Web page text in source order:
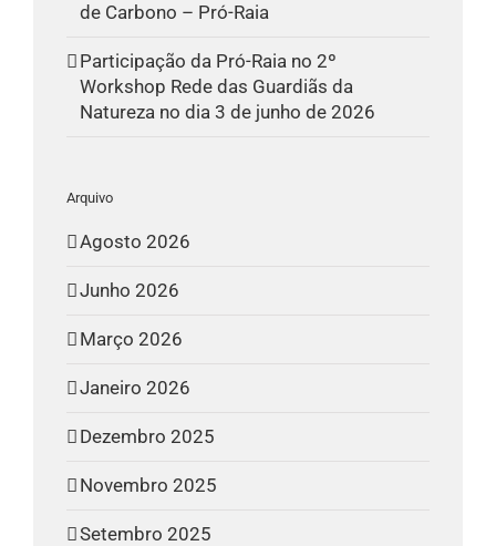
de Carbono – Pró-Raia
Participação da Pró-Raia no 2º
Workshop Rede das Guardiãs da
Natureza no dia 3 de junho de 2026
Arquivo
Agosto 2026
Junho 2026
Março 2026
Janeiro 2026
Dezembro 2025
Novembro 2025
Setembro 2025